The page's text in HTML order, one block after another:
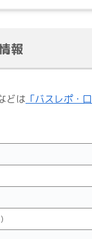
報
どは 「バスレポ・